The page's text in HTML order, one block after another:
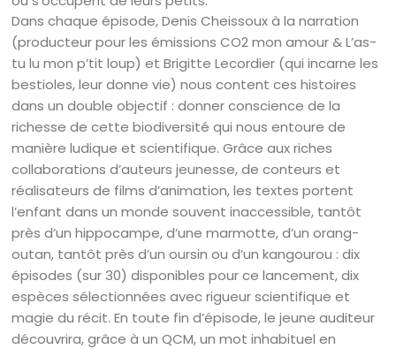
Dans chaque épisode, Denis Cheissoux à la narration
(producteur pour les émissions CO2 mon amour & L’as-
tu lu mon p’tit loup) et Brigitte Lecordier (qui incarne les
bestioles, leur donne vie) nous content ces histoires
dans un double objectif : donner conscience de la
richesse de cette biodiversité qui nous entoure de
manière ludique et scientifique. Grâce aux riches
collaborations d’auteurs jeunesse, de conteurs et
réalisateurs de films d’animation, les textes portent
l’enfant dans un monde souvent inaccessible, tantôt
près d’un hippocampe, d’une marmotte, d’un orang-
outan, tantôt près d’un oursin ou d’un kangourou : dix
épisodes (sur 30) disponibles pour ce lancement, dix
espèces sélectionnées avec rigueur scientifique et
magie du récit. En toute fin d’épisode, le jeune auditeur
découvrira, grâce à un QCM, un mot inhabituel en